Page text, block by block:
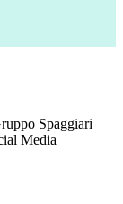
Spaggiari
Media